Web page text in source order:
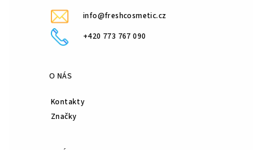
info@freshcosmetic.cz
+420 773 767 090
O NÁS
Kontakty
Značky